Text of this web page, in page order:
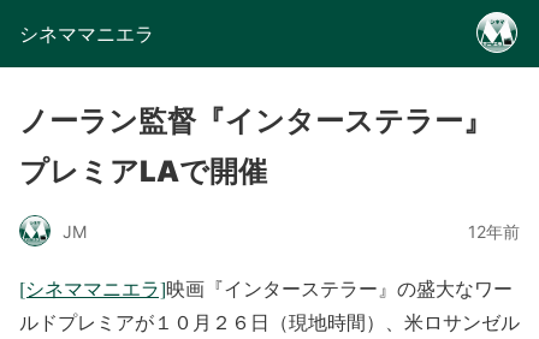
シネママニエラ
ノーラン監督『インターステラー』
プレミアLAで開催
JM 12年前
[シネママニエラ]映画『インターステラー』の盛大なワー
ルドプレミアが１０月２６日（現地時間）、米ロサンゼル